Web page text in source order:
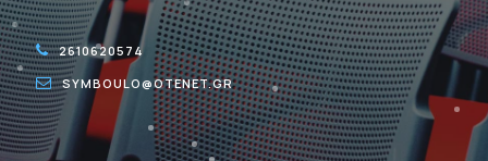
2610620574
SYMBOULO@OTENET.GR